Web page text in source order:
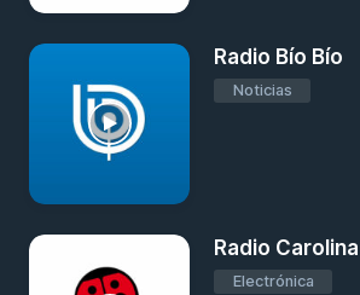
Radio Bío Bío
Noticias
Radio Carolina
Electrónica